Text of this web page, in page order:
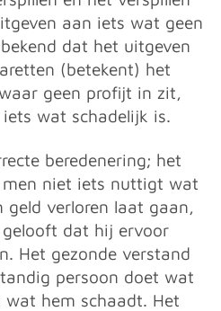
aan iets wat geen
dat het uitgeven
(betekent) het
geen profijt in zit,
wat schadelijk is.
beredenering; het
niet iets nuttigt wat
geld verloren laat gaan,
dat hij ervoor
Het gezonde verstand
persoon doet wat
hem schaadt. Het